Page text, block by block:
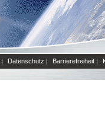
| Datenschutz | Barrierefreiheit |